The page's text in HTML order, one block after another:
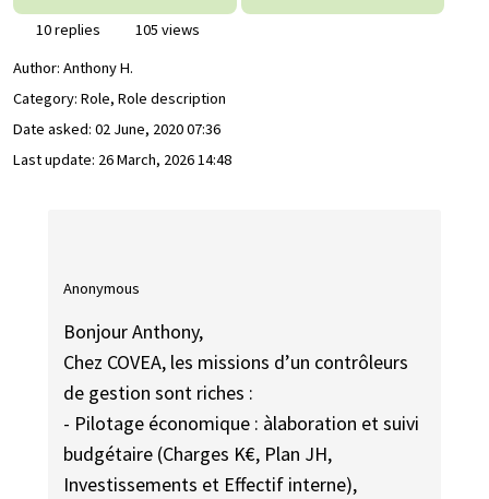
10 replies
105 views
Author: Anthony H.
Category: Role, Role description
Date asked: 02 June, 2020 07:36
Last update: 26 March, 2026 14:48
Anonymous
Bonjour Anthony,
Chez COVEA, les missions d’un contrôleurs
de gestion sont riches :
- Pilotage économique : àlaboration et suivi
budgétaire (Charges K€, Plan JH,
Investissements et Effectif interne),